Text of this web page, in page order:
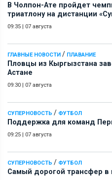
В Чолпон-Ате пройдет
триатлону на дистанции
09:35 | 07 августа
ГЛАВНЫЕ НОВОСТИ / ПЛАВАНИЕ
Пловцы из Кыргызстана
Астане
09:30 | 07 августа
СУПЕРНОВОСТЬ / ФУТБОЛ
Поддержка для команд
09:25 | 07 августа
СУПЕРНОВОСТЬ / ФУТБОЛ
Самый дорогой трансфер в